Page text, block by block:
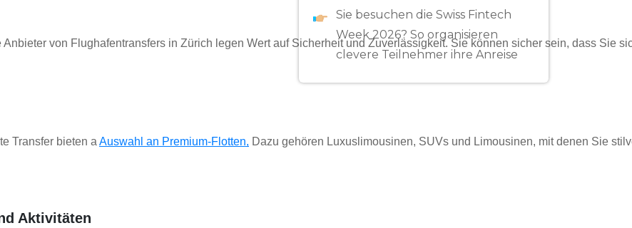
Anbieter von Flughafentransfers in Zürich legen Wert auf Sicherheit und Zuverlässigkeit. Sie können sicher sein, dass
Transfer bieten a Auswahl an Premium-Flotten, Dazu gehören Luxuslimousinen, SUVs und Limousinen, mit denen Sie
Aktivitäten
Sie besuchen die Swiss Fintech
Week 2026? So organisieren
clevere Teilnehmer ihre Anreise